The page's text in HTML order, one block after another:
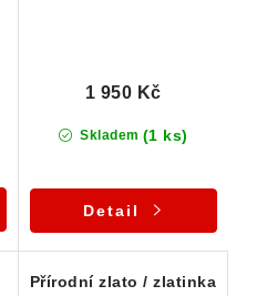
Skladem (1 ks)
1 950 Kč
Detail
Přírodní zlato / zlatinka